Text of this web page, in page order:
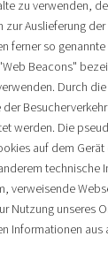
zu verwenden,
zur Auslieferung
ferner so
Beacons"
Durch
werden. Die
auf dem
technische
verweisende
Nutzung unseres
Informationen